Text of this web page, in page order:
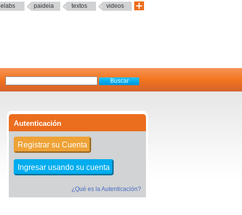
elabs paideia textos videos
Autenticación
Registrar su Cuenta
Ingresar usando su cuenta
¿Qué es la Autenticación?